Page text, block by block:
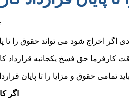
اگر اخراج شود می تواند حقوق را تا
اگر